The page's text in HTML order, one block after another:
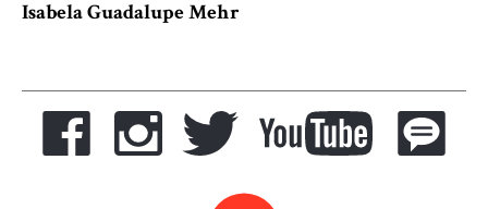
Isabela Guadalupe Mehr